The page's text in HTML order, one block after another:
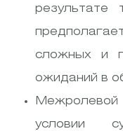
результате
сложных и
ожиданий в
условии